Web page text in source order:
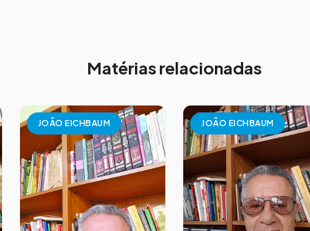
Matérias relacionadas
JOÃO EICHBAUM JOÃO EICHBAUM